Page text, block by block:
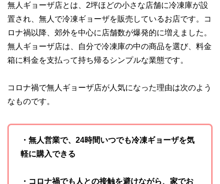
無人ギョーザ店とは、2坪ほどの小さな店舗に冷凍庫が設
置され、無人で冷凍ギョーザを販売しているお店です。コ
ロナ禍以降、郊外を中心に店舗数が爆発的に増えました。
無人ギョーザ店は、自分で冷凍庫の中の商品を選び、料金
箱に料金を支払って持ち帰るシンプルな業態です。
コロナ禍で無人ギョーザ店が人気になった理由は次のよう
なものです。
・無人営業で、24時間いつでも冷凍ギョーザを気
軽に購入できる
・コロナ禍でも人との接触を避けながら、家でお